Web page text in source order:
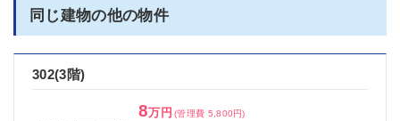
同じ建物の他の物件
302(3階)
8万円 (管理費 5,800円)